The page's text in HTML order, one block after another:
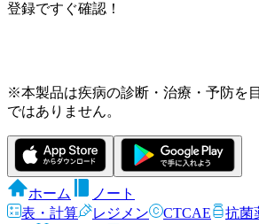
登録ですぐ確認！
※本製品は疾病の診断・治療・予防を
ではありません。
ホーム
ノート
表・計算
レジメン CTCAE 抗菌